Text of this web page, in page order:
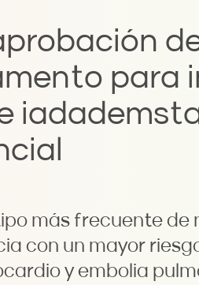
para
más frecuente de
con un mayor
y embolia